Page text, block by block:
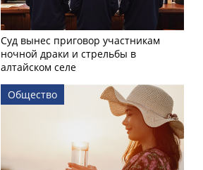
Суд вынес приговор участникам
ночной драки и стрельбы в
алтайском селе
Общество